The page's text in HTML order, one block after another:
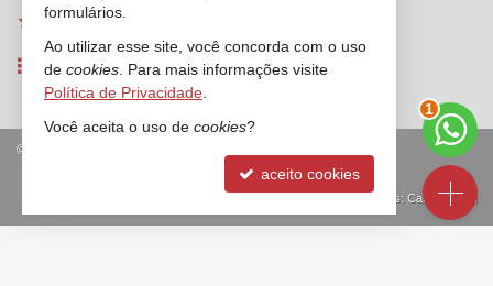
imóveis favoritos
mapa de imóveis
©
Site para imobiliárias: Castel Digital
2
formulários.
Ao utilizar esse site, você concorda com o uso
de cookies . Para mais informações visite
Política de Privacidade
Você aceita o uso de cookies?
aceito cookies